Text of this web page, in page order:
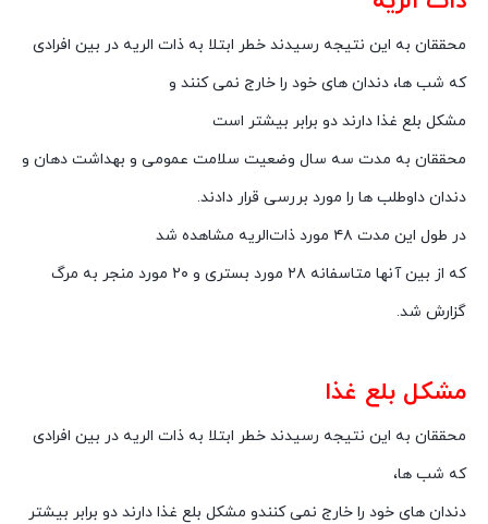
محققان به این نتیجه رسیدند خطر ابتلا به ذات الریه در بین افرادی
که شب ها، دندان‌ های خود را خارج نمی ‌کنند و
مشکل بلع غذا دارند دو برابر بیشتر است
محققان به مدت سه سال وضعیت سلامت عمومی و بهداشت دهان و
دندان داوطلب ‌ها را مورد بررسی قرار دادند.
در طول این مدت ۴۸ مورد ذات‌الریه مشاهده شد
که از بین آنها متاسفانه ۲۸ مورد بستری و ۲۰ مورد منجر به مرگ
گزارش شد.
مشکل بلع غذا
محققان به این نتیجه رسیدند خطر ابتلا به ذات الریه در بین افرادی
که شب ها،
دندان‌ های خود را خارج نمی ‌کنندو مشکل بلع غذا دارند دو برابر بیشتر